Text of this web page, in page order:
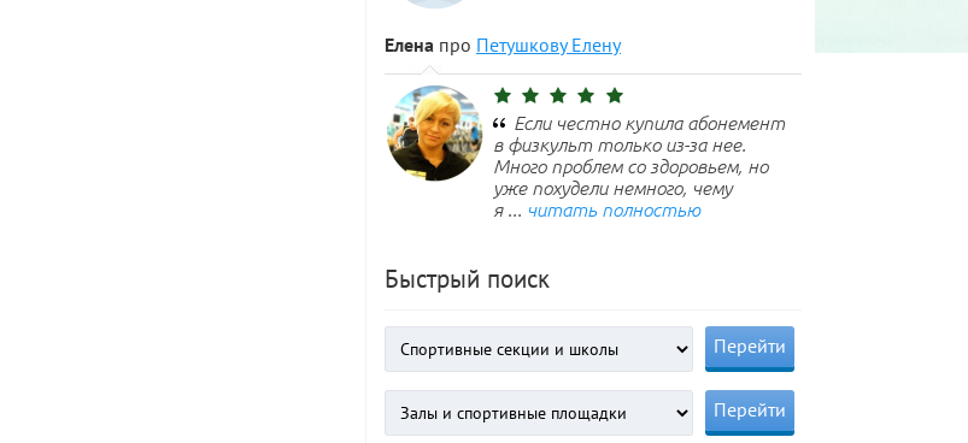
Елена про Петушкову Елену
Если честно купила абонемент
в физкульт только из-за нее.
Много проблем со здоровьем, но
уже похудели немного, чему
я ... читать полностью
Быстрый поиск